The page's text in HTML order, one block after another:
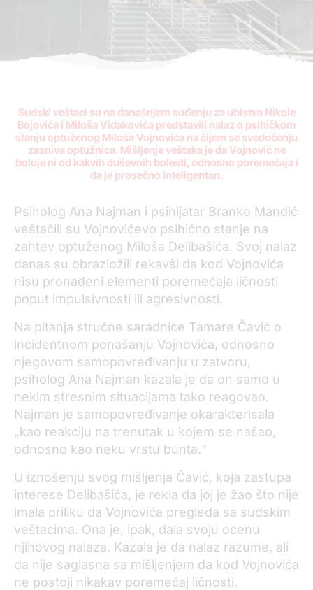
Sudski veštaci su na današnjem suđenju za ubistva Nikole
Bojovića i Miloša Vidakovića predstavili nalaz o psihičkom
stanju optuženog Miloša Vojnovića na čijem se svedočenju
zasniva optužnica. Mišljenje veštaka je da Vojnović ne
boluje ni od kakvih duševnih bolesti, odnosno poremećaja i
da je prosečno inteligentan.
Psiholog Ana Najman i psihijatar Branko Mandić
veštačili su Vojnovićevo psihično stanje na
zahtev optuženog Miloša Delibašića. Svoj nalaz
danas su obrazložili rekavši da kod Vojnovića
nisu pronađeni elementi poremećaja ličnosti
poput impulsivnosti ili agresivnosti.
Na pitanja stručne saradnice Tamare Čavić o
incidentnom ponašanju Vojnovića, odnosno
njegovom samopovređivanju u zatvoru,
psiholog Ana Najman kazala je da on samo u
nekim stresnim situacijama tako reagovao.
Najman je samopovređivanje okarakterisala
„kao reakciju na trenutak u kojem se našao,
odnosno kao neku vrstu bunta.“
U iznošenju svog mišljenja Čavić, koja zastupa
interese Delibašića, je rekla da joj je žao što nije
imala priliku da Vojnovića pregleda sa sudskim
veštacima. Ona je, ipak, dala svoju ocenu
njihovog nalaza. Kazala je da nalaz razume, ali
da nije saglasna sa mišljenjem da kod Vojnovića
ne postoji nikakav poremećaj ličnosti.